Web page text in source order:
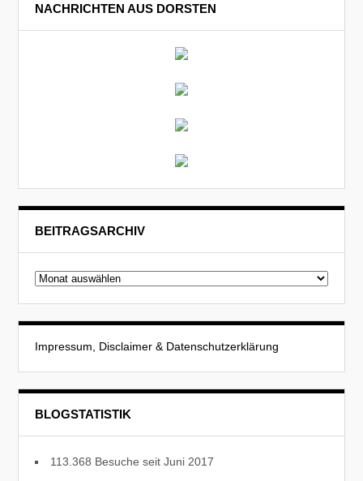
NACHRICHTEN AUS DORSTEN
BEITRAGSARCHIV
Beitragsarchiv
Impressum, Disclaimer & Datenschutzerklärung
BLOGSTATISTIK
113.368 Besuche seit Juni 2017